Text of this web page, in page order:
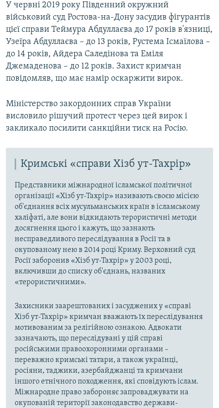
У червні 2019 року Південний окружний
військовий суд Ростова-на-Дону засудив фігурантів
цієї справи Теймура Абдуллаєва до 17 років в'язниці,
Узеїра Абдуллаєва – до 13 років, Рустема Ісмаїлова –
до 14 років, Айдера Саледінова та Еміля
Джемаденова – до 12 років. Захист кримчан
повідомляв, що має намір оскаржити вирок.
Міністерство закордонних справ України
висловило рішучий протест через цей вирок і
закликало посилити санкційни тиск на Росію.
Кримські «справи Хізб ут-Тахрір»
Представники міжнародної ісламської політичної
організації «Хізб ут-Тахрір» називають своєю місією
об'єднання всіх мусульманських країн в ісламському
халіфаті, але вони відкидають терористичні методи
досягнення цього і кажуть, що зазнають
несправедливого переслідування в Росії та в
окупованому нею в 2014 році Криму. Верховний суд
Росії заборонив «Хізб ут-Тахрір» у 2003 році,
включивши до списку об'єднань, названих
«терористичними».
Захисники заарештованих і засуджених у «справі
Хізб ут-Тахрір» кримчан вважають їх переслідування
мотивованим за релігійною ознакою. Адвокати
зазначають, що переслідувані у цій справі
російськими правоохоронними органами –
переважно кримські татари, а також українці,
росіяни, таджики, азербайджанці та кримчани
іншого етнічного походження, які сповідують іслам.
Міжнародне право забороняє запроваджувати на
окупованій території законодавство держави-